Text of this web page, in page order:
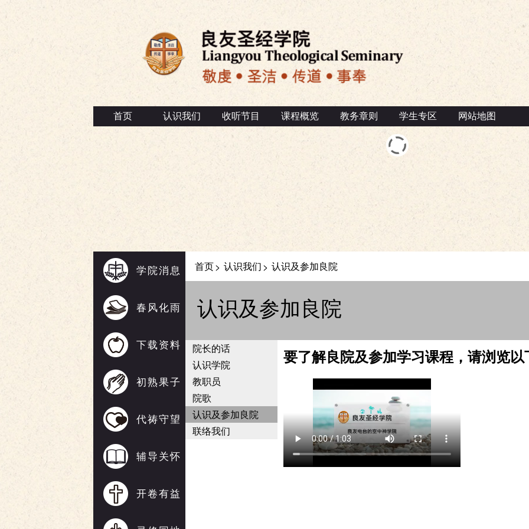
首页 认识我们 收听节目 课程概览 教务章则 学生专区 网站地图
学院消息
春风化雨
下载资料
初熟果子
代祷守望
辅导关怀
开卷有益
首页> 认识我们> 认识及参加良院
认识及参加良院
院长的话
认识学院
教职员
院歌
认识及参加良院
联络我们
要了解良院及参加学习课程，请浏览以